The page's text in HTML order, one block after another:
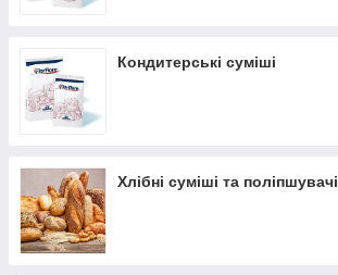
Кондитерські суміші
Хлібні суміші та поліпшувачі